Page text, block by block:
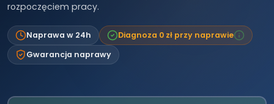
POPULARNE: Katowice
Warszawa
Wrocław
Gdańsk
rozpoczęciem pracy.
Naprawa w 24h Diagnoza 0 zł przy naprawie
Gwarancja naprawy